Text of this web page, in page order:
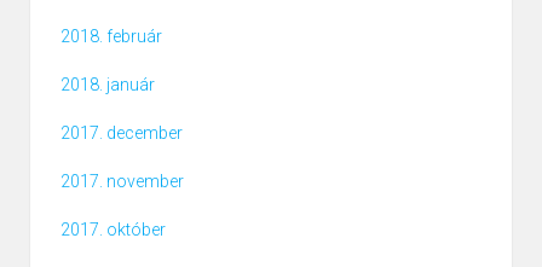
2018. február
2018. január
2017. december
2017. november
2017. október